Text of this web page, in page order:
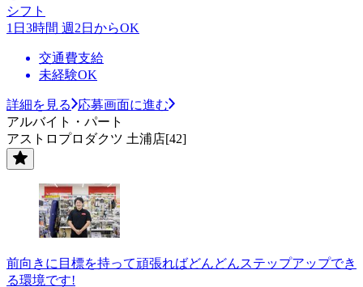
シフト
1日3時間 週2日からOK
交通費支給
未経験OK
詳細を見る
応募画面に進む
アルバイト・パート
アストロプロダクツ 土浦店[42]
前向きに目標を持って頑張ればどんどんステップアップでき
る環境です!